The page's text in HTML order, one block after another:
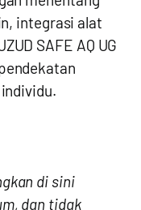
integrasi alat
SAFE AQ UG
di sini
dan tidak